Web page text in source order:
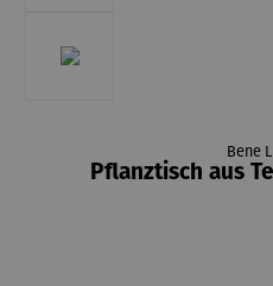
Bene
Pflanztisch aus